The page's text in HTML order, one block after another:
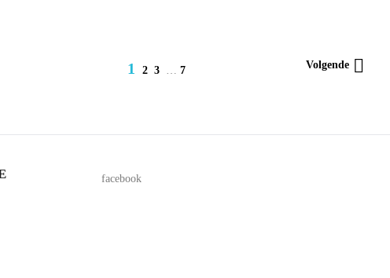
123 7 Volgende 
facebook